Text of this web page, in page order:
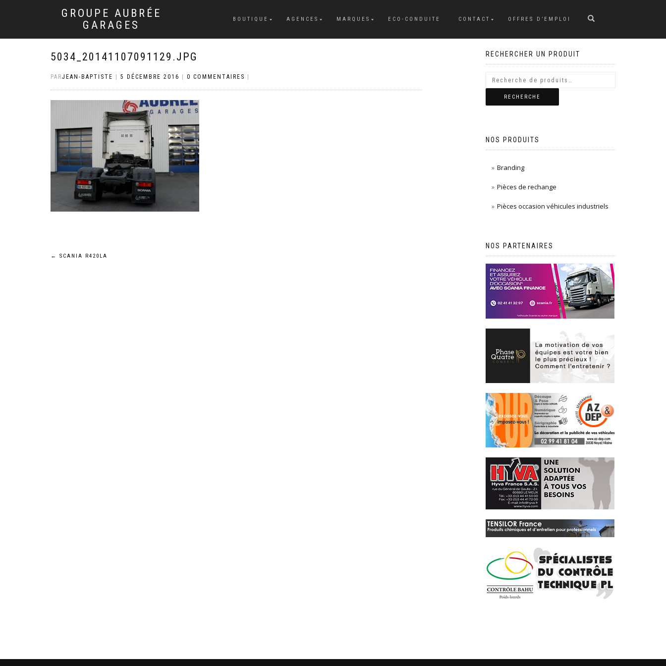
GROUPE AUBRÉE
GARAGES
BOUTIQUE AGENCES MARQUES ECO-CONDUITE CONTACT OFFRES D’EMPLOI
5034_20141107091129.JPG
PARJEAN-BAPTISTE 5 DÉCEMBRE 2016 0 COMMENTAIRES
Navigation
← SCANIA R420LA
RECHERCHER UN PRODUIT
RECHERCHE
NOS PRODUITS
Branding
Pièces de rechange
Pièces occasion véhicules industriels
NOS PARTENAIRES